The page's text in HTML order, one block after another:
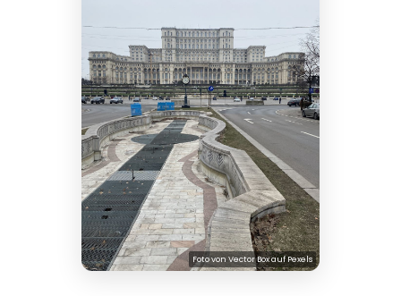
Foto von Vector BoxaufPexels